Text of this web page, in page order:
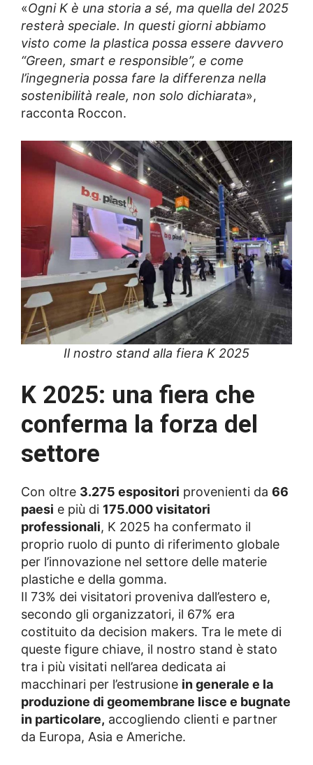
«Ogni K è una storia a sé, ma quella del 2025
resterà speciale. In questi giorni abbiamo
visto come la plastica possa essere davvero
“Green, smart e responsible”, e come
l’ingegneria possa fare la differenza nella
sostenibilità reale, non solo dichiarata»,
racconta Roccon.
Il nostro stand alla fiera K 2025
K 2025: una fiera che
conferma la forza del
settore
Con oltre 3.275 espositori provenienti da 66
paesi e più di 175.000 visitatori
professionali, K 2025 ha confermato il
proprio ruolo di punto di riferimento globale
per l’innovazione nel settore delle materie
plastiche e della gomma.
Il 73% dei visitatori proveniva dall’estero e,
secondo gli organizzatori, il 67% era
costituito da decision makers. Tra le mete di
queste figure chiave, il nostro stand è stato
tra i più visitati nell’area dedicata ai
macchinari per l’estrusione in generale e la
produzione di geomembrane lisce e bugnate
in particolare, accogliendo clienti e partner
da Europa, Asia e Americhe.